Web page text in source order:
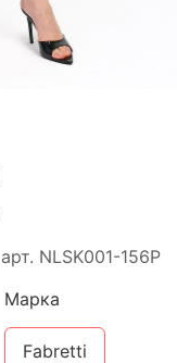
арт. NLSK001-156P
Марка
Fabretti